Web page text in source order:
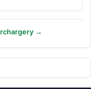
→